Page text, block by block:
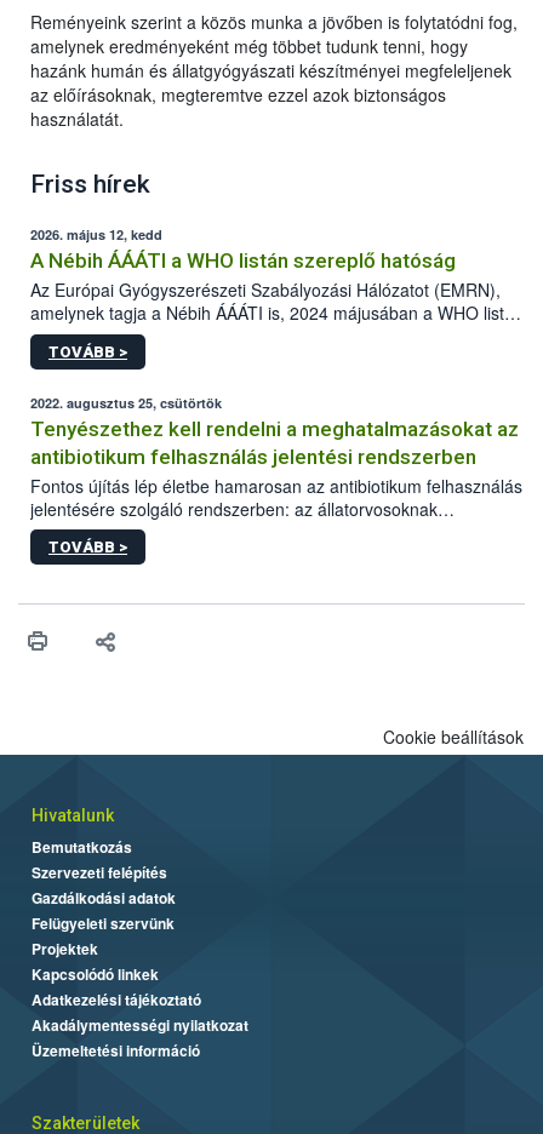
Reményeink szerint a közös munka a jövőben is folytatódni fog,
amelynek eredményeként még többet tudunk tenni, hogy
hazánk humán és állatgyógyászati készítményei megfeleljenek
az előírásoknak, megteremtve ezzel azok biztonságos
használatát.
Friss hírek
2026. május 12, kedd
A Nébih ÁÁÁTI a WHO listán szereplő hatóság
Az Európai Gyógyszerészeti Szabályozási Hálózatot (EMRN),
amelynek tagja a Nébih ÁÁÁTI is, 2024 májusában a WHO listán
szereplő hatóságaként (WLA) ismerték el.
TOVÁBB >
2022. augusztus 25, csütörtök
Tenyészethez kell rendelni a meghatalmazásokat az
antibiotikum felhasználás jelentési rendszerben
Fontos újítás lép életbe hamarosan az antibiotikum felhasználás
jelentésére szolgáló rendszerben: az állatorvosoknak
meghatalmazottjaikat konkrét tenyészetekhez kell rendelniük. A
jogosultságokat mind az online, mind a papír alapú
beállítani. Az augusztus 29-én élesedő fejlesztés az átláthatóbb
TOVÁBB >
Cookie beállítások
Hivatalunk
Bemutatkozás
Szervezeti felépítés
Gazdálkodási adatok
Felügyeleti szervünk
Projektek
Kapcsolódó linkek
Adatkezelési tájékoztató
Akadálymentességi nyilatkozat
Üzemeltetési információ
Szakterületek